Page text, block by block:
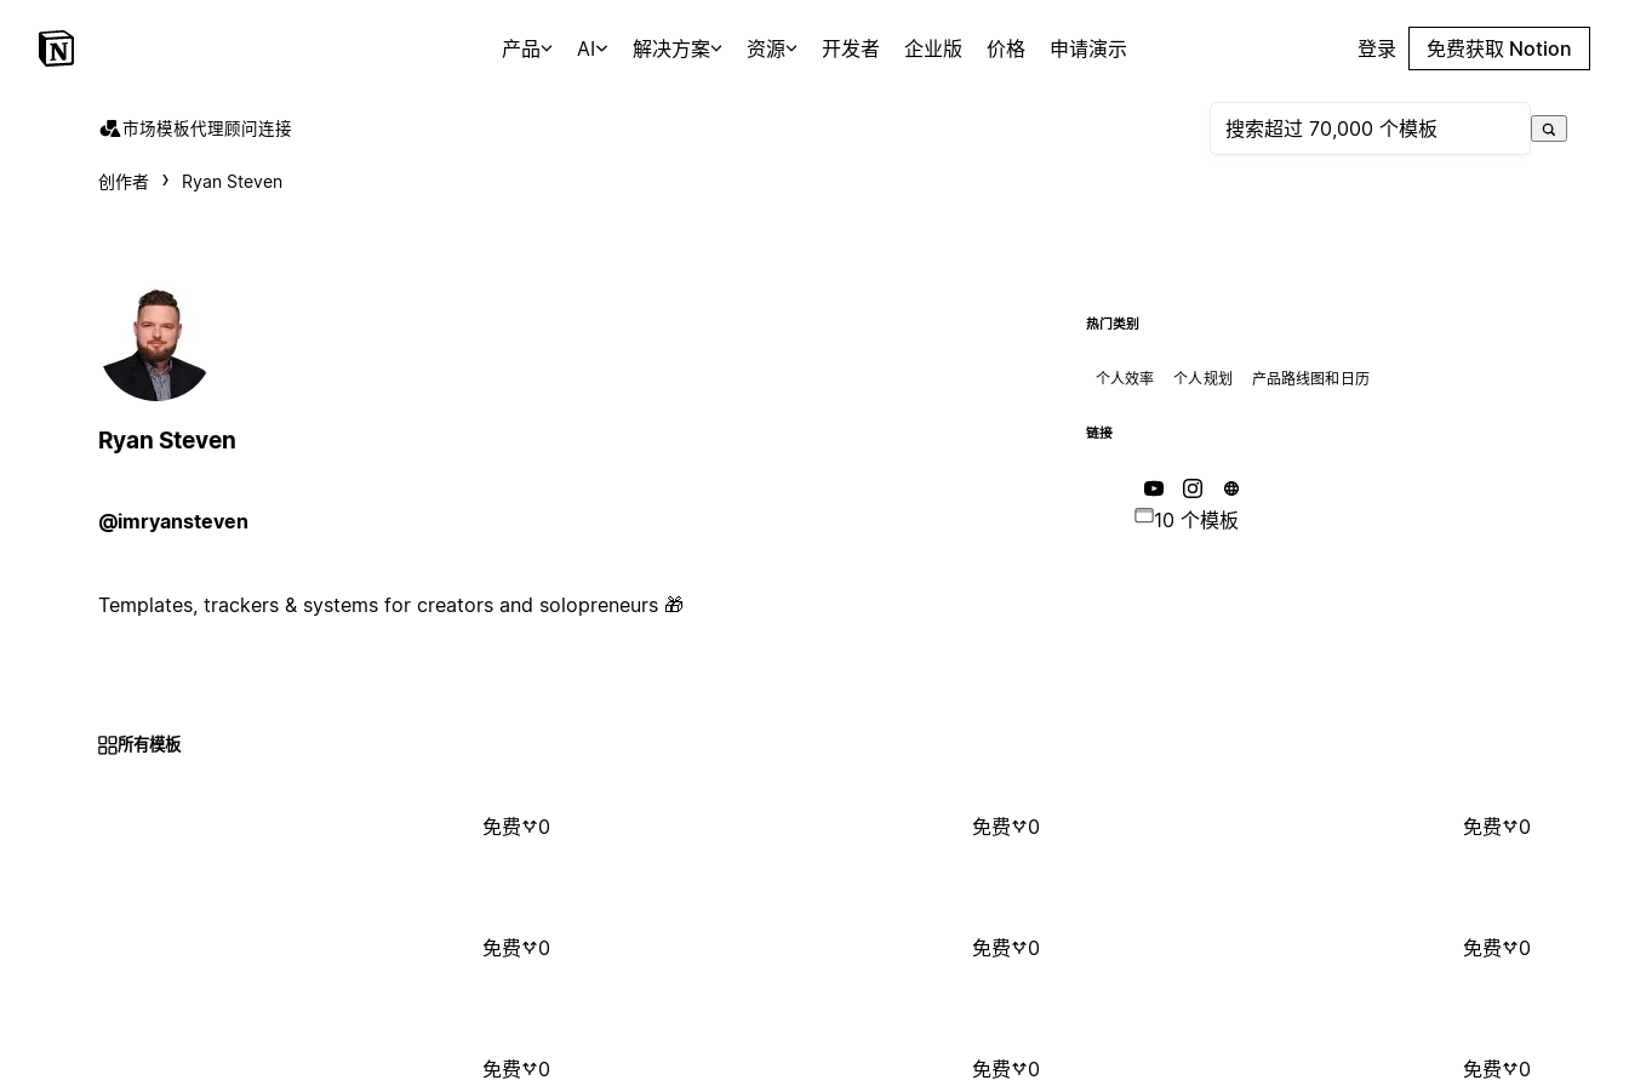
产品 AI 解决方案 资源 开发者 企业版 价格 申请演示 登录 免费获取 Notion
市场模板代理顾问连接
创作者 Ryan Steven
Ryan Steven
@imryansteven
Templates, trackers & systems for creators and solopreneurs 🎁
热门类别
个人效率 个人规划 产品路线图和日历
链接
10 个模板
所有模板
免费 0 免费 0 免费 0
免费 0 免费 0 免费 0
免费 0 免费 0 免费 0